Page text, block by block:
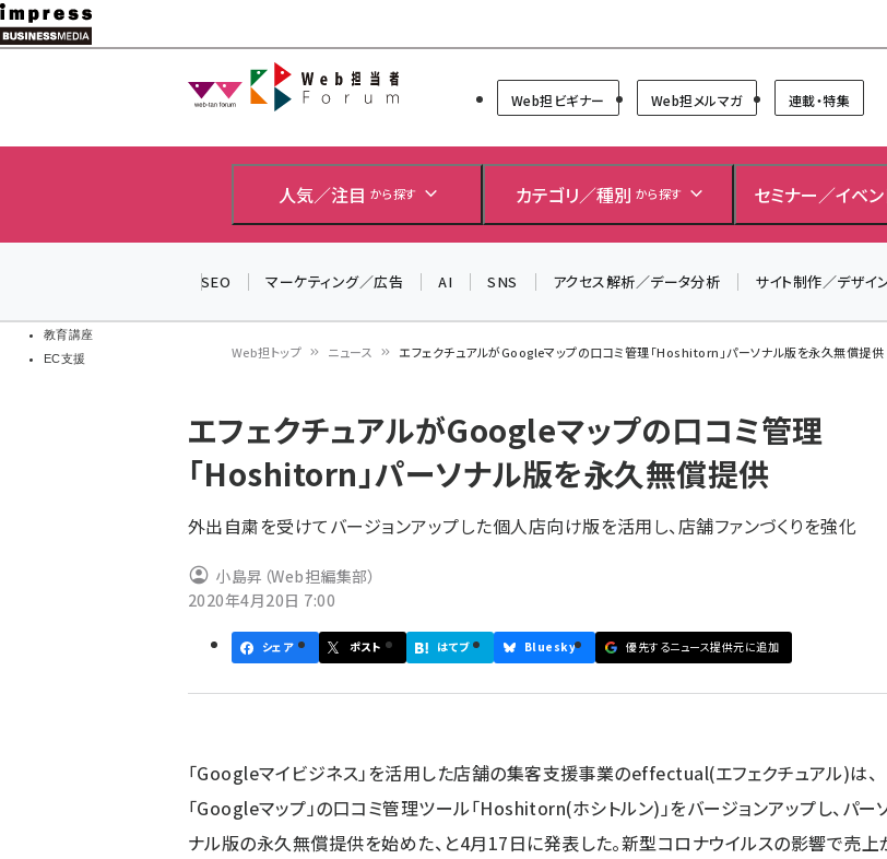
メ
イ
教育講座
EC支援
Web担当者Forum
Web担ビギナー Web担メルマガ 連載・特集
人気／注目 から探す カテゴリ／種別 から探す セミナー／イベン
SEO マーケティング／広告 AI SNS アクセス解析／データ分析 サイト制作／デザイ
ン
く
ず
Web担トップ ニュース エフェクチュアルがGoogleマップの口コミ管理「Hoshitorn」パーソナル版を永久無償提供
エフェクチュアルがGoogleマップの口コミ管理
「Hoshitorn」パーソナル版を永久無償提供
外出自粛を受けてバージョンアップした個人店向け版を活用し、店舗ファンづくりを強化
小島昇（Web担編集部）
2020年4月20日 7:00
シェア ポスト はてブ Bluesky 優先するニュース提供元に追加
「Googleマイビジネス」を活用した店舗の集客支援事業のeffectual(エフェクチュアル)は、
「Googleマップ」の口コミ管理ツール「Hoshitorn(ホシトルン)」をバージョンアップし、パー
ナル版の永久無償提供を始めた、と4月17日に発表した。新型コロナウイルスの影響で売上
＼ 8月27日開催、申し込み受付中！ ／
生成AIをマーケティング等に活用するための考え
るセミナーイベント「生成AI × マーケティング フォ
▼申し込みはこちらから▼